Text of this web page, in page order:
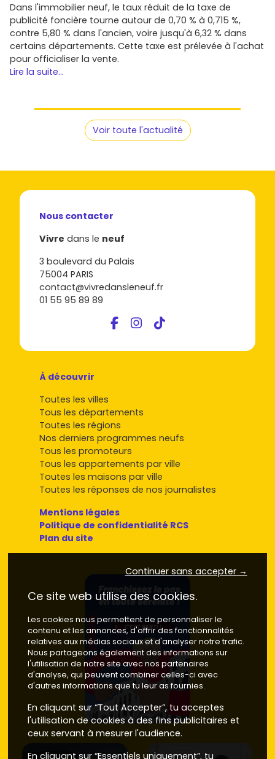
Dans l'immobilier neuf, le taux réduit de la taxe de
publicité foncière tourne autour de 0,70 % à 0,715 %,
contre 5,80 % dans l'ancien, voire jusqu'à 6,32 % dans
certains départements. Cette taxe est prélevée à l'achat
pour officialiser la vente.
Lire la suite...
Voir toute l'actualité
Nous contacter
Vivre dans le neuf
3 boulevard du Palais
75004 PARIS
contact@vivredansleneuf.fr
01 55 95 89 89
À découvrir
Toutes les villes
Tous les départements
Toutes les régions
Nos derniers programmes neufs
Tous les promoteurs
Tous les appartements par ville
Toutes les maisons par ville
Toutes les réponses de nos journalistes
Mentions légales
Politique de confidentialité RCS
Plan du site
Continuer sans accepter →
Ce site web utilise des cookies.
Les cookies nous permettent de personnaliser le
contenu et les annonces, d'offrir des fonctionnalités
relatives aux médias sociaux et d'analyser notre trafic.
Nous partageons également des informations sur
l'utilisation de notre site avec nos partenaires
d'analyse, qui peuvent combiner celles-ci avec
d'autres informations que tu leur as fournies.
En cliquant sur “Tout Accepter”, tu acceptes
l'utilisation de cookies à des fins publicitaires et
ceux servant à mesurer l'audience.
En cliquant sur “Essentiels uniquement”, tu